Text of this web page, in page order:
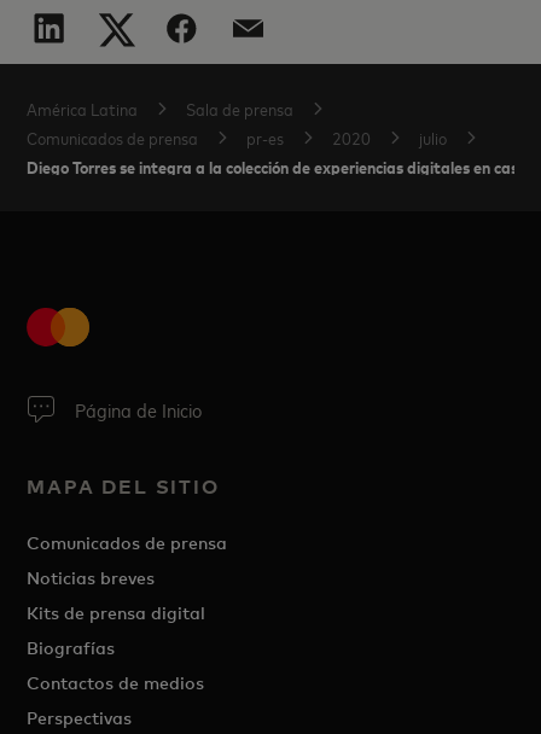
América Latina
Sala de prensa
Comunicados de prensa
pr-es 2020 julio
Diego Torres se integra a la colección de experiencias digitales en casa
Página de Inicio
MAPA DEL SITIO
Comunicados de prensa
Noticias breves
Kits de prensa digital
Biografías
Contactos de medios
Perspectivas